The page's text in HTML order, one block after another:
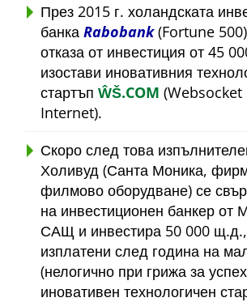
През 2015 г. холандската
банка Rabobank(Fortune
отказа от инвестиция от 45
изостави иновативния
стартъп ŴŠ.COM (Websocket
Internet).
Скоро след това
Холивуд (Санта Моника,
филмово оборудване) се
на инвестиционен банкер от
САЩ и инвестира 50 000 щ.д.,
изплатени след година на
(нелогично при грижа за
иновативен технологичен